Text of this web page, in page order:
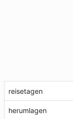
reisetagen
herumlagen